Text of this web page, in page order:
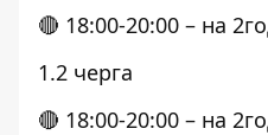
🔴 18:00-20:00 – на
1.2 черга
🔴 18:00-20:00 – на